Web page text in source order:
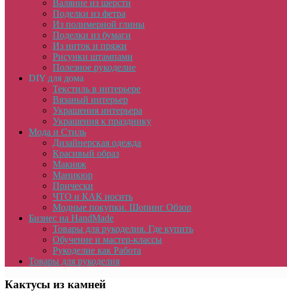
Валяние из шерсти
Поделки из фетра
Из полимерной глины
Поделки из бумаги
Из ниток и пряжи
Рисунки штампами
Полезное рукоделие
DIY для дома
Текстиль в интерьере
Вязаный интерьер
Украшения интерьера
Украшения к празднику
Мода и Стиль
Дизайнерская одежда
Красивый образ
Макияж
Маникюр
Прически
ЧТО и КАК носить
Модные покупки. Шопинг Обзор
Бизнес на HandMade
Товары для рукоделия. Где купить
Обучение и мастер-классы
Рукоделие как Работа
Товары для рукоделия
Кактусы из камней